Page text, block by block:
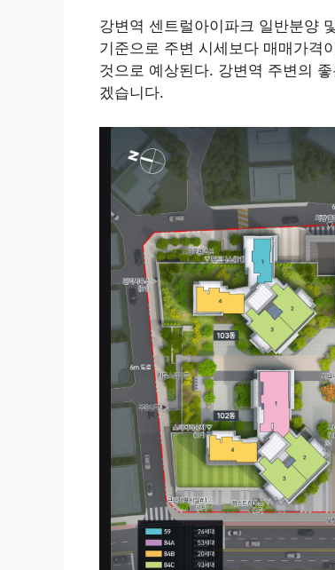
강변역 센트럴아이파크 일반분양
기준으로 주변 시세보다 매매가격
것으로 예상된다. 강변역 주변의
겠습니다.